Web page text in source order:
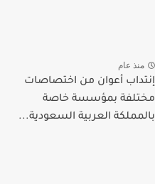
عام
أعوان من اختصاصات
بمؤسسة خاصة
العربية السعودية...